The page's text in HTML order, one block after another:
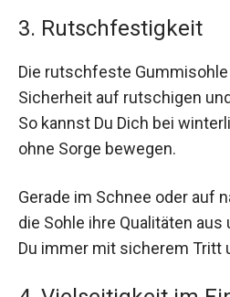
3. Rutschfestigkeit
Die rutschfeste
Sicherheit auf rutschigen
So kannst Du Dich bei
ohne Sorge bewegen.
Gerade im Schnee oder auf
die Sohle ihre Qualitäten
Du immer mit sicherem Tritt